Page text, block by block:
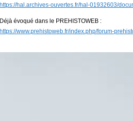
https://hal.archives-ouvertes.fr/hal-01932603/
Déjà évoqué dans le PREHISTOWEB :
https://www.prehistoweb.fr/index.php/forum-